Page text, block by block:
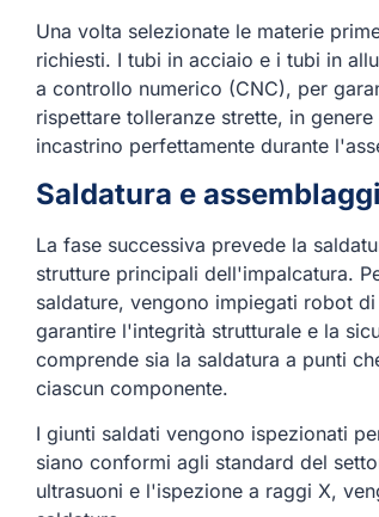
Una volta selezionate le materie
richiesti. I tubi in acciaio e i tubi in
a controllo numerico (CNC), per
rispettare tolleranze strette, in
incastrino perfettamente durante
Saldatura e
La fase successiva prevede la
strutture principali dell'impalcatura.
saldature, vengono impiegati robot
garantire l'integrità strutturale e la
comprende sia la saldatura a punti
ciascun componente.
I giunti saldati vengono ispezionati
siano conformi agli standard del
ultrasuoni e l'ispezione a raggi X,